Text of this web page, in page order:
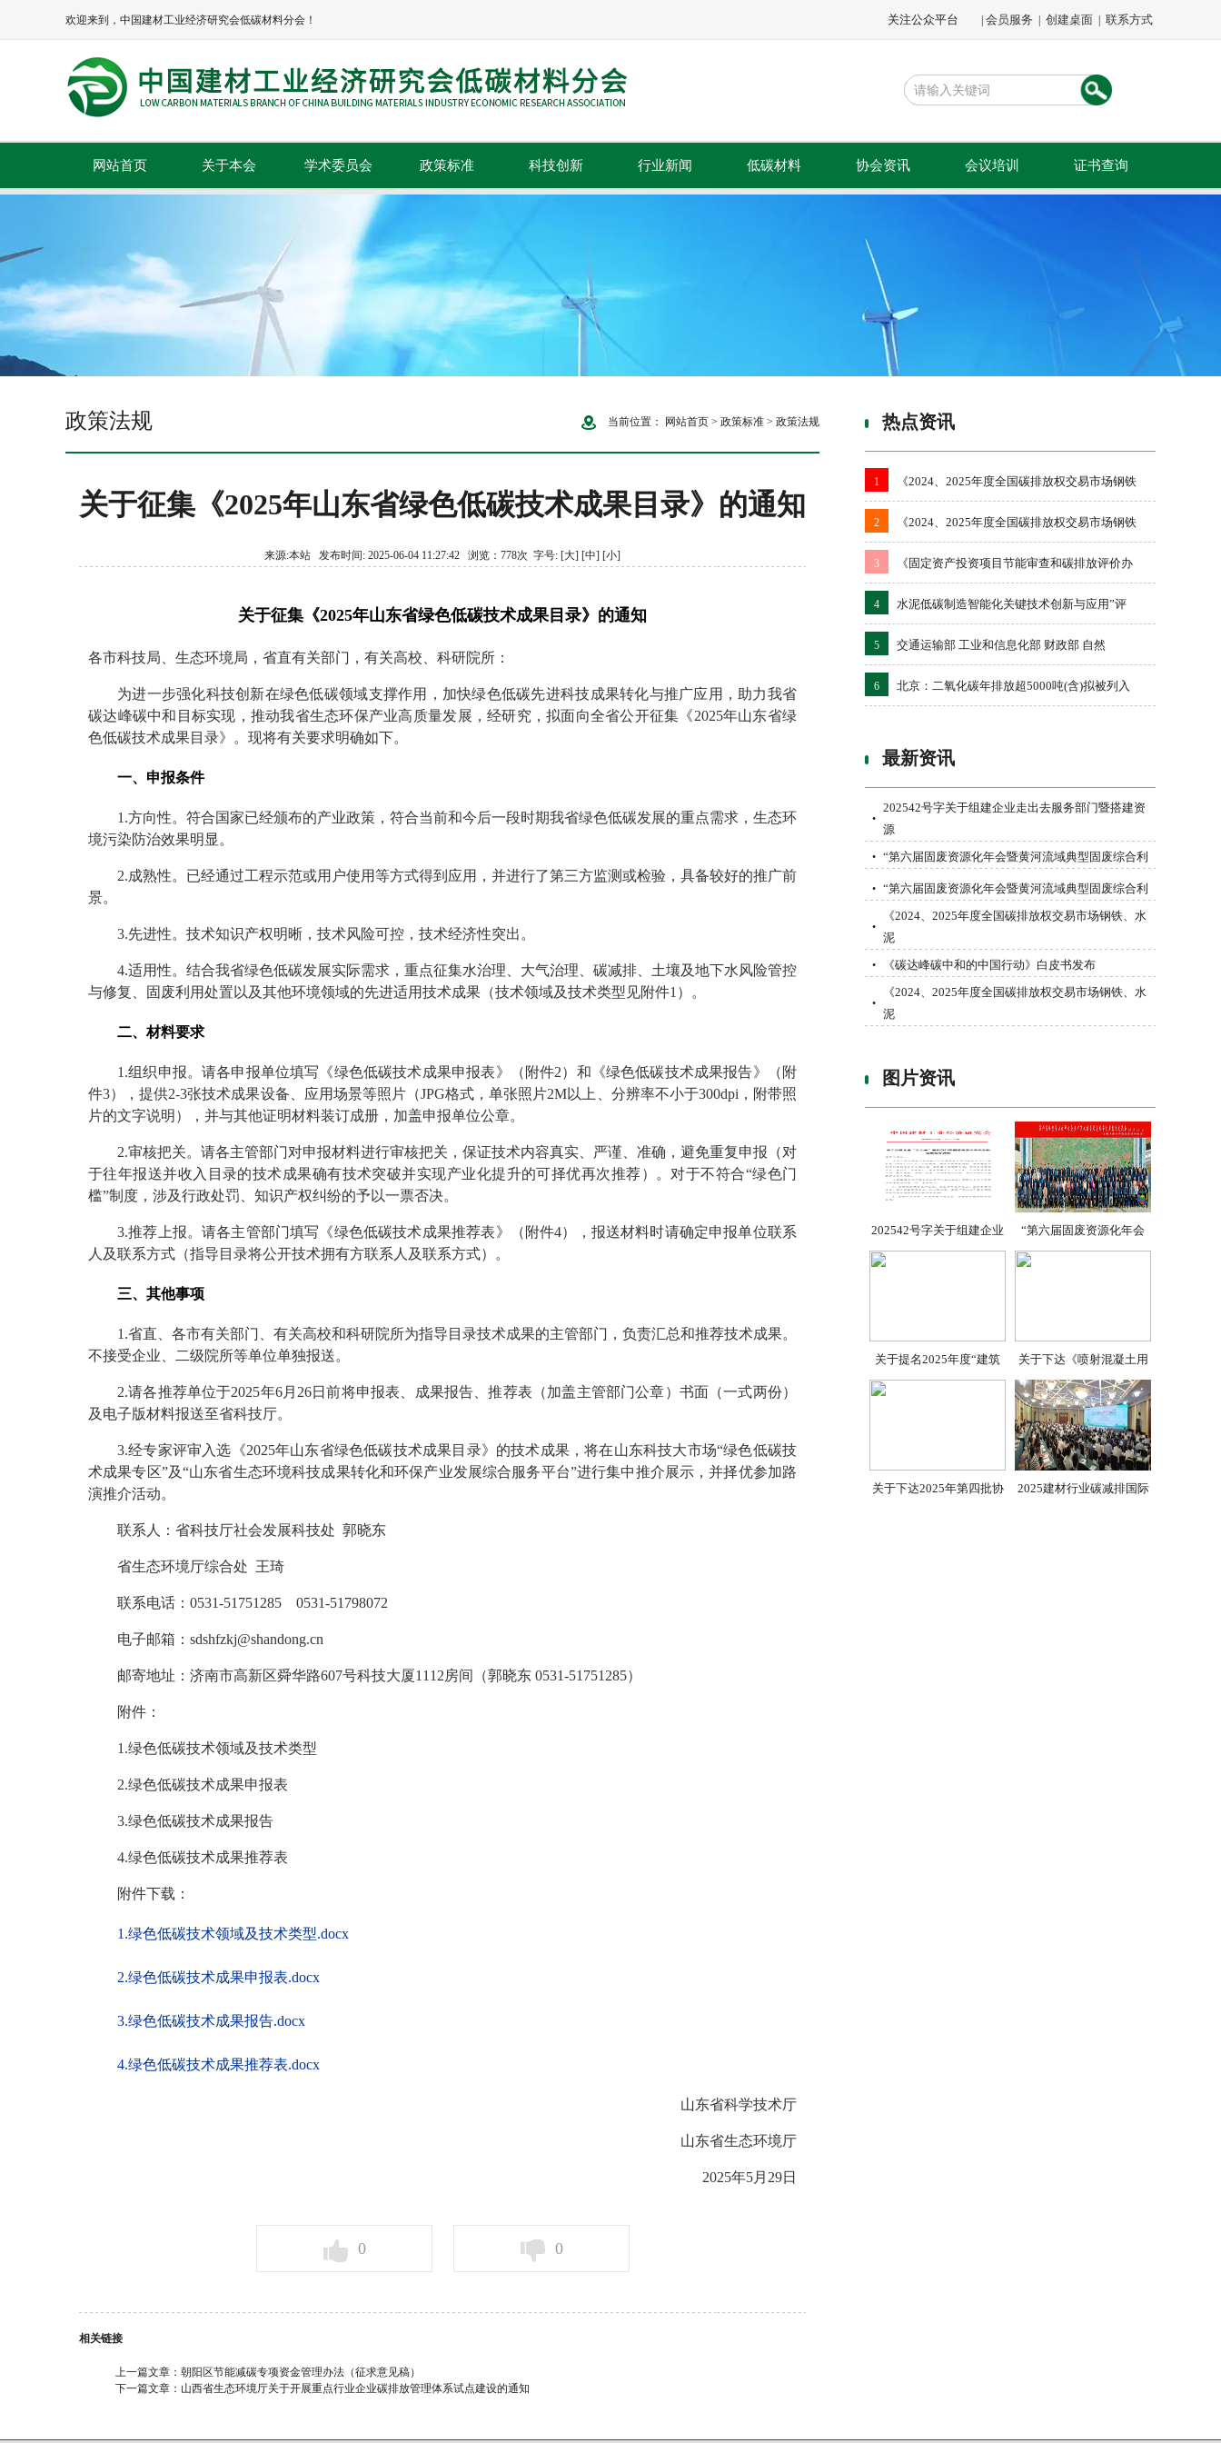
欢迎来到，中国建材工业经济研究会低碳材料分会！ 关注公众平台 会员服务 创建桌面 联系方式
网站首页 关于本会
协会领导
学术委员会 政策标准
标准规范
科技创新 行业新闻
行业信息
低碳材料 协会资讯
公示公告
会员动态
会员活动
会议培训 证书查询
政策法规 当前位置： 网站首页 > 政策标准 > 政策法规
关于征集《2025年山东省绿色低碳技术成果目录》的通知
来源:本站 发布时间: 2025-06-04 11:27:42 浏览：778次 字号: [大] [中] [小]
关于征集《2025年山东省绿色低碳技术成果目录》的通知
各市科技局、生态环境局，省直有关部门，有关高校、科研院所：
为进一步强化科技创新在绿色低碳领域支撑作用，加快绿色低碳先进科技成果转化与推广应用，助力我省
碳达峰碳中和目标实现，推动我省生态环保产业高质量发展，经研究，拟面向全省公开征集《2025年山东省绿
色低碳技术成果目录》。现将有关要求明确如下。
一、申报条件
1.方向性。符合国家已经颁布的产业政策，符合当前和今后一段时期我省绿色低碳发展的重点需求，生态环
境污染防治效果明显。
2.成熟性。已经通过工程示范或用户使用等方式得到应用，并进行了第三方监测或检验，具备较好的推广前
景。
3.先进性。技术知识产权明晰，技术风险可控，技术经济性突出。
4.适用性。结合我省绿色低碳发展实际需求，重点征集水治理、大气治理、碳减排、土壤及地下水风险管控
与修复、固废利用处置以及其他环境领域的先进适用技术成果（技术领域及技术类型见附件1）。
二、材料要求
1.组织申报。请各申报单位填写《绿色低碳技术成果申报表》（附件2）和《绿色低碳技术成果报告》（附
件3），提供2-3张技术成果设备、应用场景等照片（JPG格式，单张照片2M以上、分辨率不小于300dpi，附带照
片的文字说明），并与其他证明材料装订成册，加盖申报单位公章。
2.审核把关。请各主管部门对申报材料进行审核把关，保证技术内容真实、严谨、准确，避免重复申报（对
于往年报送并收入目录的技术成果确有技术突破并实现产业化提升的可择优再次推荐）。对于不符合“绿色门
槛”制度，涉及行政处罚、知识产权纠纷的予以一票否决。
3.推荐上报。请各主管部门填写《绿色低碳技术成果推荐表》（附件4），报送材料时请确定申报单位联系
人及联系方式（指导目录将公开技术拥有方联系人及联系方式）。
三、其他事项
1.省直、各市有关部门、有关高校和科研院所为指导目录技术成果的主管部门，负责汇总和推荐技术成果。
不接受企业、二级院所等单位单独报送。
2.请各推荐单位于2025年6月26日前将申报表、成果报告、推荐表（加盖主管部门公章）书面（一式两份）
及电子版材料报送至省科技厅。
3.经专家评审入选《2025年山东省绿色低碳技术成果目录》的技术成果，将在山东科技大市场“绿色低碳技
术成果专区”及“山东省生态环境科技成果转化和环保产业发展综合服务平台”进行集中推介展示，并择优参加路
演推介活动。
联系人：省科技厅社会发展科技处 郭晓东
省生态环境厅综合处 王琦
联系电话：0531-51751285 0531-51798072
电子邮箱：sdshfzkj@shandong.cn
邮寄地址：济南市高新区舜华路607号科技大厦1112房间（郭晓东 0531-51751285）
附件：
1.绿色低碳技术领域及技术类型
2.绿色低碳技术成果申报表
3.绿色低碳技术成果报告
4.绿色低碳技术成果推荐表
附件下载：
1.绿色低碳技术领域及技术类型.docx
2.绿色低碳技术成果申报表.docx
3.绿色低碳技术成果报告.docx
4.绿色低碳技术成果推荐表.docx
山东省科学技术厅
山东省生态环境厅
2025年5月29日
0 0
相关链接
上一篇文章： 朝阳区节能减碳专项资金管理办法（征求意见稿）
下一篇文章： 山西省生态环境厅关于开展重点行业企业碳排放管理体系试点建设的通知
热点资讯
1 《2024、2025年度全国碳排放权交易市场钢铁
2 《2024、2025年度全国碳排放权交易市场钢铁
3 《固定资产投资项目节能审查和碳排放评价办
4 水泥低碳制造智能化关键技术创新与应用”评
5 交通运输部 工业和信息化部 财政部 自然
6 北京：二氧化碳年排放超5000吨(含)拟被列入
最新资讯
•
202542号字关于组建企业走出去服务部门暨搭建资
源
• “第六届固废资源化年会暨黄河流域典型固废综合利
• “第六届固废资源化年会暨黄河流域典型固废综合利
•
《2024、2025年度全国碳排放权交易市场钢铁、水
泥
• 《碳达峰碳中和的中国行动》白皮书发布
•
《2024、2025年度全国碳排放权交易市场钢铁、水
泥
图片资讯
202542号字关于组建企业 “第六届固废资源化年会
关于提名2025年度“建筑 关于下达《喷射混凝土用
关于下达2025年第四批协 2025建材行业碳减排国际